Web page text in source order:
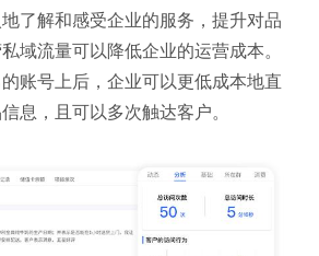
了解和感受企业的服务，提升对品
域流量可以降低企业的运营成本。
账号上后，企业可以更低成本地直
息，且可以多次触达客户。